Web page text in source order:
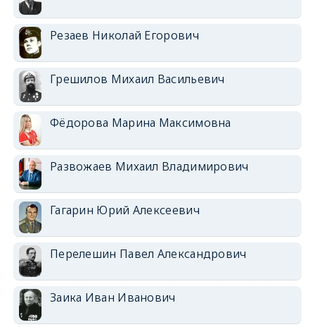
Резаев Николай Егорович
Грешилов Михаил Васильевич
Фёдорова Марина Максимовна
Развожаев Михаил Владимирович
Гагарин Юрий Алексеевич
Перелешин Павел Александрович
Заика Иван Иванович